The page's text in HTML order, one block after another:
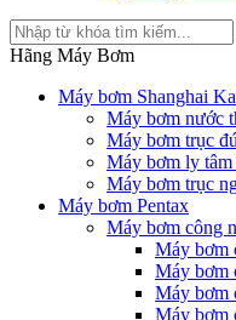
Hãng Máy Bơm
Máy bơm Shanghai
Máy bơm nước
Máy bơm trục
Máy bơm ly
Máy bơm trục
Máy bơm Pentax
Máy bơm công
Máy bơm
Máy bơm
Máy bơm
Máy bơm